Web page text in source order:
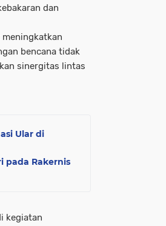
dan
bencana tidak
sinergitas lintas
Ular di
pada Rakernis
kegiatan